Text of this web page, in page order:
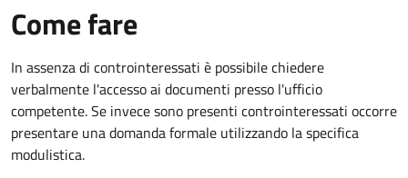
Come fare
In assenza di controinteressati è possibile chiedere
verbalmente l'accesso ai documenti presso l'ufficio
competente. Se invece sono presenti controinteressati occorre
presentare una domanda formale utilizzando la specifica
modulistica.